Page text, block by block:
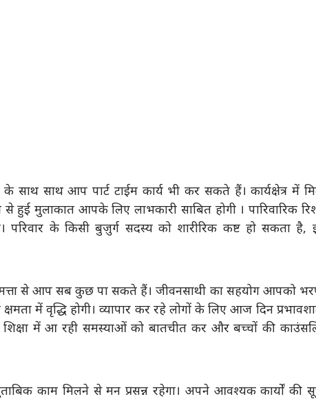
साथ आप पार्ट टाईम कार्य भी कर सकते हैं। कार्यक्षेत्र में
मुलाकात आपके लिए लाभकारी साबित होगी । पारिवारिक
के किसी बुज़ुर्ग सदस्य को शारीरिक कष्ट हो सकता है,
से आप सब कुछ पा सकते हैं। जीवनसाथी का सहयोग आपको
में वृद्धि होगी। व्यापार कर रहे लोगों के लिए आज दिन
में आ रही समस्याओं को बातचीत कर और बच्चों की
काम मिलने से मन प्रसन्न रहेगा। अपने आवश्यक कार्यों की